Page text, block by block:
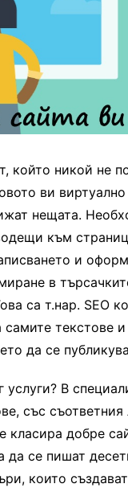
който никой не
ви
нещата.
към
и
в
са т.нар. SEO
текстове
да се
В
със
добре
да се пишат
които